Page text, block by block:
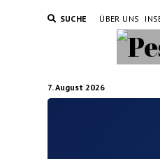
SUCHE ÜBER UNS
7. August 2026